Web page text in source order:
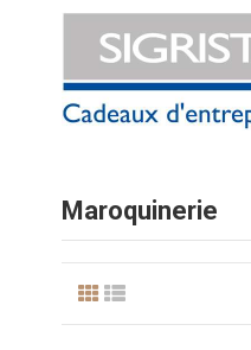
Maroquinerie